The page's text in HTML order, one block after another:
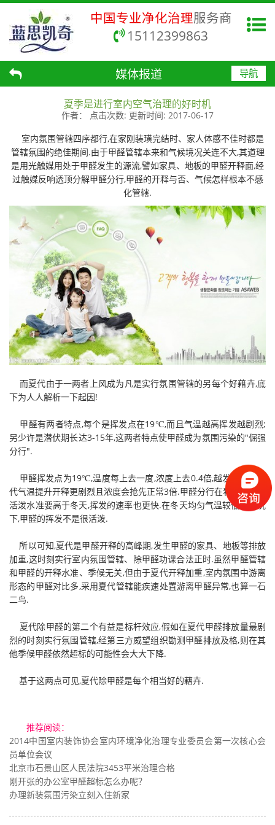
中国专业净化治理服务商
15112399863
媒体报道 导航
夏季是进行室内空气治理的好时机
作者： 点击次数: 更新时间: 2017-06-17
室内氛围管辖四序都行,在家刚装璜完结时、家人体感不佳时都是
管辖氛围的绝佳期间.由于甲醛管辖本来和气候境况关连不大,其道理
是用光触媒用处于甲醛发生的源流,譬如家具、地板的甲醛开释面,经
过触媒反响透顶分解甲醛分行,甲醛的开释与否、气候怎样根本不感
化管辖.
而夏代由于一两者上风成为凡是实行氛围管辖的另每个好藉卉,底
下为人人解析一下起因!
甲醛有两者特点,每个是挥发点在19℃,而且气温越高挥发越剧烈;
另少许是潜伏期长达3-15年,这两者特点使甲醛成为氛围污染的"倔强
分行".
甲醛挥发点为19℃,温度每上去一度,浓度上去0.4倍,越发是在春夏
代气温提升开释更剧烈且浓度会抢先正常3倍.甲醛分行在春、夏时的
活泼水准要高于冬天,挥发的速率也更快.在冬天均匀气温较低的境况
下,甲醛的挥发不是很活泼.
所以可知,夏代是甲醛开释的高峰期,发生甲醛的家具、地板等排放
加重,这时刻实行室内氛围管辖、除甲醛功课合法正时.虽然甲醛管辖
和甲醛的开释水准、季候无关,但由于夏代开释加重,室内氛围中游离
形态的甲醛对比多,采用夏代管辖能疾速处置游离甲醛异常,也算一石
二鸟.
夏代除甲醛的第二个有益是标杆效应,假如在夏代甲醛排放量最剧
烈的时刻实行氛围管辖,经第三方威望组织勘测甲醛排放及格,则在其
他季候甲醛依然超标的可能性会大大下降.
基于这两点可见,夏代除甲醛是每个相当好的藉卉.
推荐阅读：
2014中国室内装饰协会室内环境净化治理专业委员会第一次核心会
员单位会议
北京市石景山区人民法院3453平米治理合格
刚开张的办公室甲醛超标怎么办呢？
办理新装氛围污染立刻入住新家